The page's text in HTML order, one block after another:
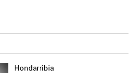
Hondarribia